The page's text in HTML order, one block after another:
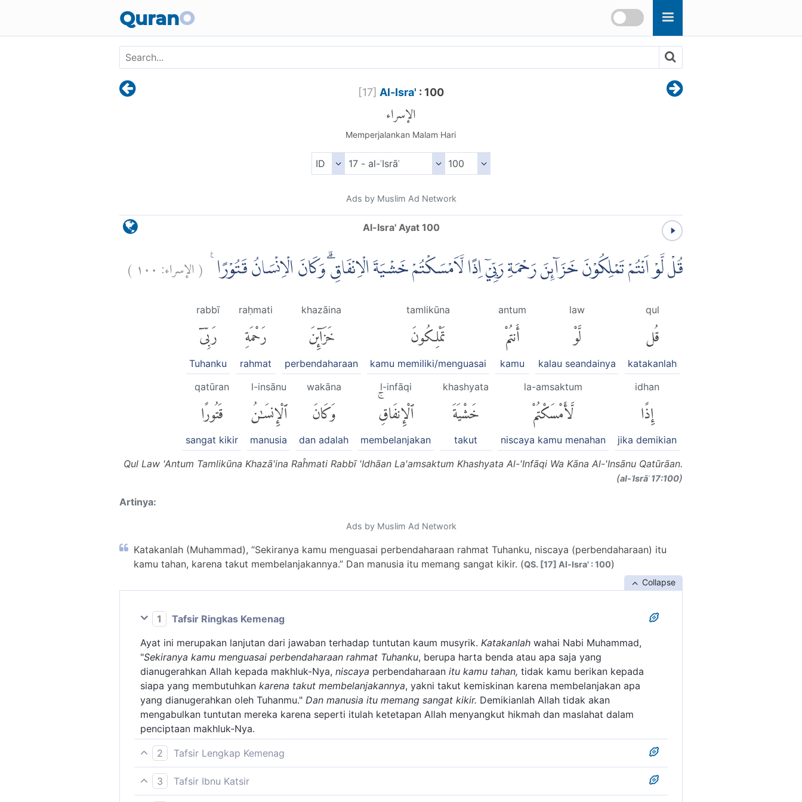
QuranO
[17] Al-Isra' : 100
الإسراء
Memperjalankan Malam Hari
Ads by Muslim Ad Network
Al-Isra' Ayat 100
قُلْ لَّوْ اَنْتُمْ تَمْلِكُوْنَ خَزَاۤىِٕنَ رَحْمَةِ رَبِّيْٓ اِذًا لَّاَمْسَكْتُمْ خَشْيَةَ الْاِنْفَاقِۗ وَكَانَ الْاِنْسَانُ قَتُوْرًا ࣖ (الإسراء: ١٠٠ )
qul
قُل
katakanlah
law
لَّوْ
kalau seandainya
antum
أَنتُمْ
kamu
tamlikūna
تَمْلِكُونَ
kamu memiliki/menguasai
khazāina
خَزَآئِنَ
perbendaharaan
raḥmati
رَحْمَةِ
rahmat
rabbī
رَبِّىٓ
Tuhanku
idhan
إِذًا
jika demikian
la-amsaktum
لَّأَمْسَكْتُمْ
niscaya kamu menahan
khashyata
خَشْيَةَ
takut
l-infāqi
ٱلْإِنفَاقِۚ
membelanjakan
wakāna
وَكَانَ
dan adalah
l-insānu
ٱلْإِنسَٰنُ
manusia
qatūran
قَتُورًا
sangat kikir
Qul Law 'Antum Tamlikūna Khazā'ina Raĥmati Rabbī 'Idhāan La'amsaktum Khashyata Al-'Infāqi Wa Kāna Al-'Insānu Qatūrāan.
(al-ʾIsrāʾ 17:100)
Artinya:
Ads by Muslim Ad Network
Katakanlah (Muhammad), “Sekiranya kamu menguasai perbendaharaan rahmat Tuhanku, niscaya (perbendaharaan) itu
kamu tahan, karena takut membelanjakannya.” Dan manusia itu memang sangat kikir. (QS. [17] Al-Isra' : 100)
Collapse
1
Tafsir Ringkas Kemenag
Ayat ini merupakan lanjutan dari jawaban terhadap tuntutan kaum musyrik. Katakanlah wahai Nabi Muhammad,
"Sekiranya kamu menguasai perbendaharaan rahmat Tuhanku, berupa harta benda atau apa saja yang
dianugerahkan Allah kepada makhluk-Nya, niscaya perbendaharaan itu kamu tahan, tidak kamu berikan kepada
siapa yang membutuhkan karena takut membelanjakannya, yakni takut kemiskinan karena membelanjakan apa
yang dianugerahkan oleh Tuhanmu." Dan manusia itu memang sangat kikir. Demikianlah Allah tidak akan
mengabulkan tuntutan mereka karena seperti itulah ketetapan Allah menyangkut hikmah dan maslahat dalam
penciptaan makhluk-Nya.
2
Tafsir Lengkap Kemenag
Pada ayat ini, Allah swt menerangkan sebab-sebab mengapa Dia tidak memperkenankan permintaan orang-orang
zalim itu, yaitu walaupun diperkenankan, mereka tetap tidak akan beriman, berlaku kikir, dan tidak mau
3
Tafsir Ibnu Katsir